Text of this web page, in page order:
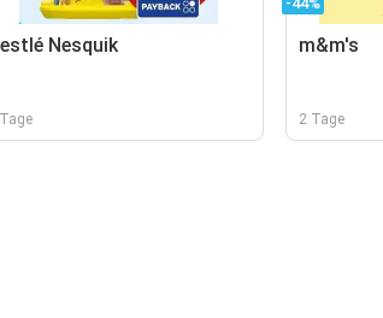
Nesquik m&m's
2 Tage